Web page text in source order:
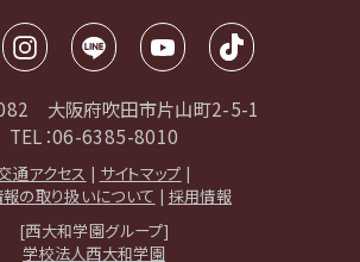
大阪府吹田市片山町2-5-1
TEL：06-6385-8010
通アクセス | サイトマップ |
の取り扱いについて | 採用情報
[西大和学園グループ]
学校法人西大和学園